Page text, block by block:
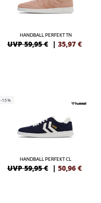
HANDBALL PERFEKT TN
UVP 59,95 € | 35,97 €
-15%
HANDBALL PERFEKT CL
UVP 59,95 € | 50,96 €